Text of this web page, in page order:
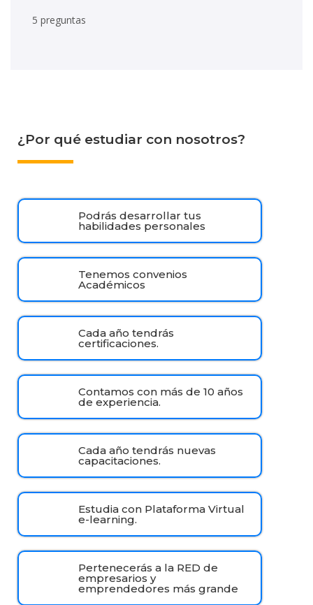
5 preguntas
¿Por qué estudiar con nosotros?
Podrás desarrollar tus
habilidades personales
Tenemos convenios
Académicos
Cada año tendrás
certificaciones.
Contamos con más de 10 años
de experiencia.
Cada año tendrás nuevas
capacitaciones.
Estudia con Plataforma Virtual
e-learning.
Pertenecerás a la RED de
empresarios y
emprendedores más grande